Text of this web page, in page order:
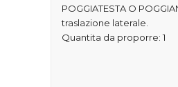
POGGIATESTA O
traslazione laterale.
Quantita da proporre: 1